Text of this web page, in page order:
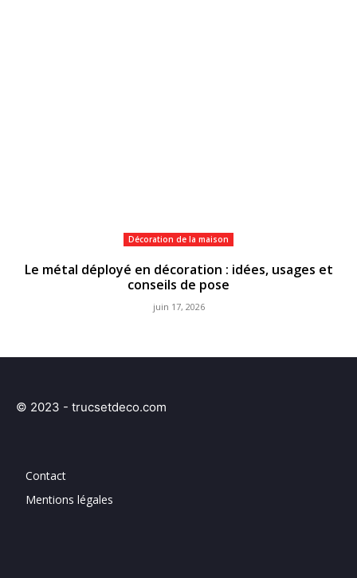
Décoration de la maison
Le métal déployé en décoration : idées, usages et
conseils de pose
juin 17, 2026
© 2023 - trucsetdeco.com
Contact
Mentions légales